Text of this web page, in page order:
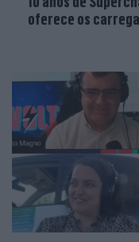
oferece os